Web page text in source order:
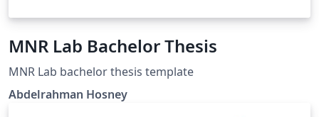
MNR Lab Bachelor Thesis
MNR Lab bachelor thesis template
Abdelrahman Hosney